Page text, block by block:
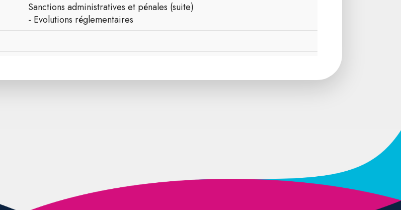
Sanctions administratives et pénales (suite)
- Evolutions réglementaires